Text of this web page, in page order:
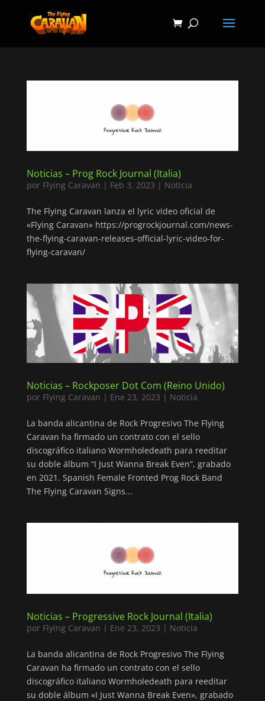
Noticias – Prog Rock Journal (Italia)
por Flying Caravan | Feb 3, 2023 | Noticia
The Flying Caravan lanza el lyric video oficial de
«Flying Caravan» https://progrockjournal.com/news-
the-flying-caravan-releases-official-lyric-video-for-
flying-caravan/
Noticias – Rockposer Dot Com (Reino Unido)
por Flying Caravan | Ene 23, 2023 | Noticia
La banda alicantina de Rock Progresivo The Flying
Caravan ha firmado un contrato con el sello
discográfico italiano Wormholedeath para reeditar
su doble álbum “I Just Wanna Break Even”, grabado
en 2021. Spanish Female Fronted Prog Rock Band
The Flying Caravan Signs...
Noticias – Progressive Rock Journal (Italia)
por Flying Caravan | Ene 23, 2023 | Noticia
La banda alicantina de Rock Progresivo The Flying
Caravan ha firmado un contrato con el sello
discográfico italiano Wormholedeath para reeditar
su doble álbum «I Just Wanna Break Even», grabado